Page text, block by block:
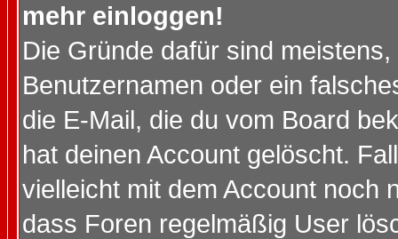
mehr einloggen!
Die Gründe dafür sind
Benutzernamen oder ein
die E-Mail, die du vom Board
hat deinen Account gelöscht.
vielleicht mit dem Account noch
dass Foren regelmäßig User